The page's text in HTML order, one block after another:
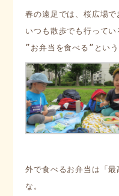
春の遠足では、桜広場で
いつも散歩でも行ってい
外で食べるお弁当は「
な。